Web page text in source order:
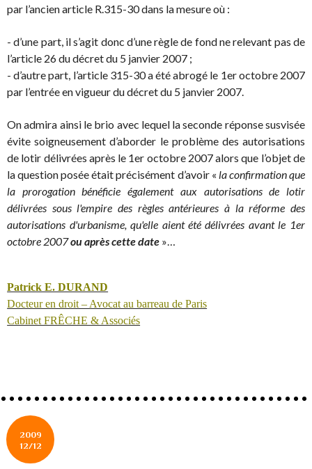
par l’ancien article R.315-30 dans la mesure où :
- d’une part, il s’agit donc d’une règle de fond ne relevant pas de
l’article 26 du décret du 5 janvier 2007 ;
- d’autre part, l’article 315-30 a été abrogé le 1er octobre 2007
par l’entrée en vigueur du décret du 5 janvier 2007.
On admira ainsi le brio avec lequel la seconde réponse susvisée
évite soigneusement d’aborder le problème des autorisations
de lotir délivrées après le 1er octobre 2007 alors que l’objet de
la question posée était précisément d’avoir « la confirmation que
la prorogation bénéficie également aux autorisations de lotir
délivrées sous l'empire des règles antérieures à la réforme des
autorisations d'urbanisme, qu'elle aient été délivrées avant le 1er
octobre 2007ou après cette date »…
Patrick E. DURAND
Docteur en droit – Avocat au barreau de Paris
Cabinet FRÊCHE & Associés
2009
12/12